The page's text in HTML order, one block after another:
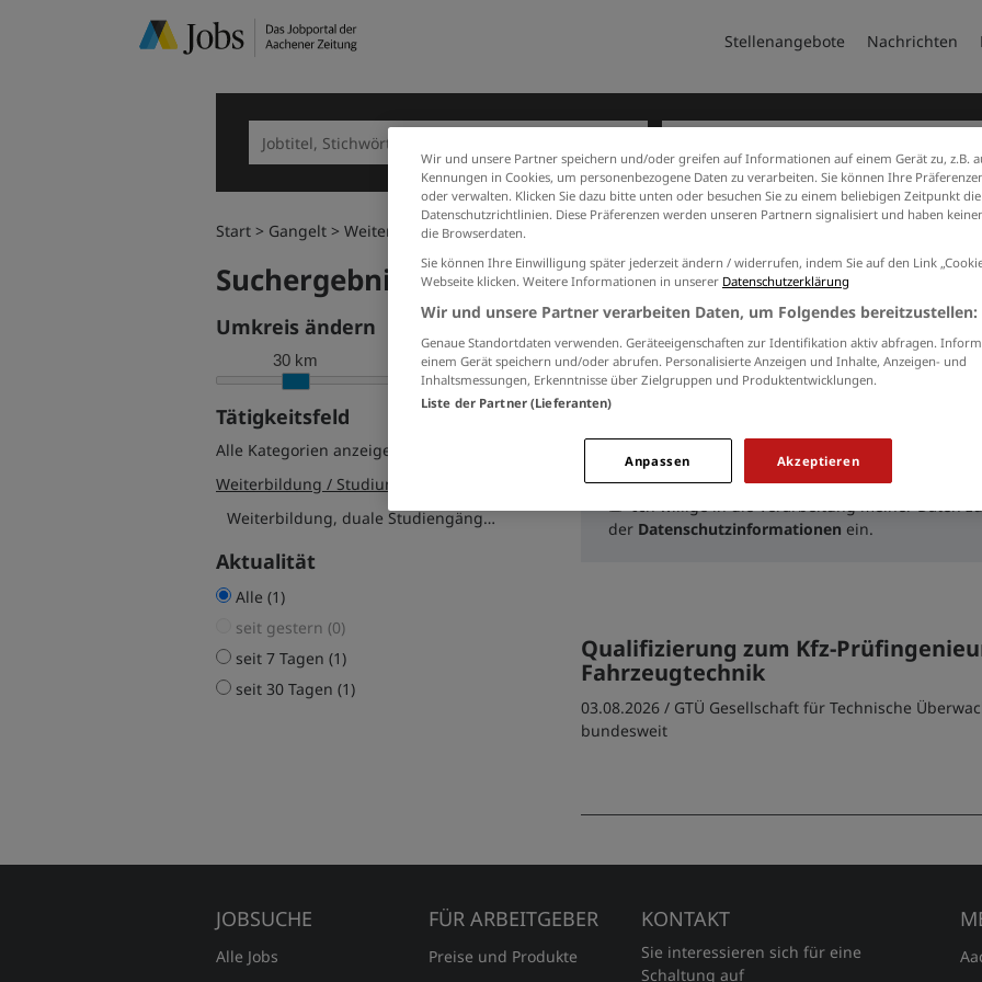
Stellenangebote Nachrichten
Start Gangelt Weiterbildung / Studium / duale Ausbildung
Suchergebnisse filtern
Umkreis ändern
30 km
Tätigkeitsfeld
Alle Kategorien anzeigen
Weiterbildung / Studium / duale Ausbildung
Weiterbildung, duale Studiengänge (1)
Aktualität
Alle (1)
seit gestern (0)
seit 7 Tagen (1)
seit 30 Tagen (1)
1 Weiterbildung / Studium /
Job in Gangelt
JOBS PER E-MAIL
Kostenlos und passend zu Ihrer Suche
Ich willige in die Verarbeitung meiner Daten
der Datenschutzinformationen ein.
Qualifizierung zum Kfz-
Fahrzeugtechnik
03.08.2026 / GTÜ Gesellschaft für Technische
bundesweit
JOBSUCHE
Alle Jobs
FÜR ARBEITGEBER
Preise und Produkte
KONTAKT
Sie interessieren sich für eine
Schaltung auf
Wir und unsere Partner speichern und/oder greifen auf Informationen auf einem Gerät zu, z.B.
Kennungen in Cookies, um personenbezogene Daten zu verarbeiten. Sie können Ihre
oder verwalten. Klicken Sie dazu bitte unten oder besuchen Sie zu einem beliebigen Zeitpunkt
Datenschutzrichtlinien. Diese Präferenzen werden unseren Partnern signalisiert und haben
die Browserdaten.
Sie können Ihre Einwilligung später jederzeit ändern / widerrufen, indem Sie auf den Link
Webseite klicken. Weitere Informationen in unserer Datenschutzerklärung
Wir und unsere Partner verarbeiten Daten, um Folgendes bereitzustellen:
Genaue Standortdaten verwenden. Geräteeigenschaften zur Identifikation aktiv abfragen.
einem Gerät speichern und/oder abrufen. Personalisierte Anzeigen und Inhalte, Anzeigen- und
Inhaltsmessungen, Erkenntnisse über Zielgruppen und Produktentwicklungen.
Liste der Partner (Lieferanten)
Akzeptieren
Anpassen